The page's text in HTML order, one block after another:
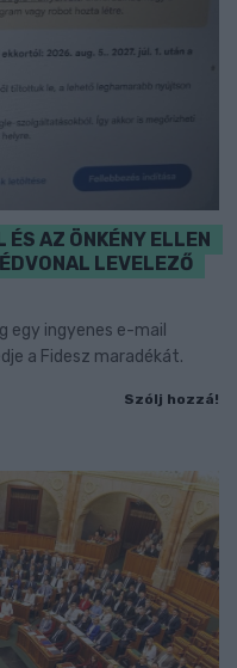
AZ ÖNKÉNY ELLEN
LEVELEZŐ
egy ingyenes e-mail
a Fidesz maradékát.
Szólj hozzá!